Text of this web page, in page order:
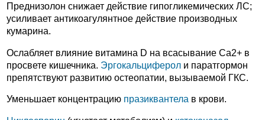
Преднизолон снижает действие гипогликемических ЛС;
усиливает антикоагулянтное действие производных
кумарина.
Ослабляет влияние витамина D на всасывание Ca2+ в
просвете кишечника. Эргокальциферол и паратгормон
препятствуют развитию остеопатии, вызываемой ГКС.
Уменьшает концентрацию празиквантела в крови.